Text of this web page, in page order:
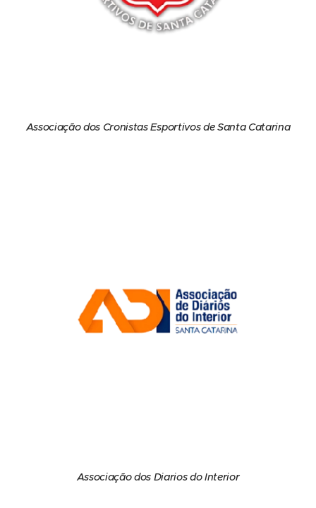
Associação dos Cronistas Esportivos de Santa Catarina
Associação dos Diarios do Interior